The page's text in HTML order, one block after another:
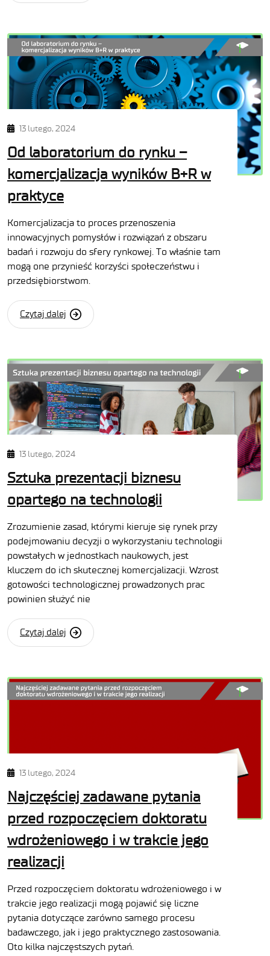
13 lutego, 2024
Od laboratorium do rynku –
komercjalizacja wyników B+R w
praktyce
Komercjalizacja to proces przenoszenia
innowacyjnych pomysłów i rozwiązań z obszaru
badań i rozwoju do sfery rynkowej. To właśnie tam
mogą one przynieść korzyści społeczeństwu i
przedsiębiorstwom.
Czytaj dalej
13 lutego, 2024
Sztuka prezentacji biznesu
opartego na technologii
Zrozumienie zasad, którymi kieruje się rynek przy
podejmowaniu decyzji o wykorzystaniu technologii
powstałych w jednostkach naukowych, jest
kluczem do ich skutecznej komercjalizacji. Wzrost
gotowości technologicznej prowadzonych prac
powinien służyć nie
Czytaj dalej
13 lutego, 2024
Najczęściej zadawane pytania
przed rozpoczęciem doktoratu
wdrożeniowego i w trakcie jego
realizacji
Przed rozpoczęciem doktoratu wdrożeniowego i w
trakcie jego realizacji mogą pojawić się liczne
pytania dotyczące zarówno samego procesu
badawczego, jak i jego praktycznego zastosowania.
Oto kilka najczęstszych pytań.